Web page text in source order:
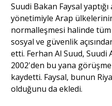
Suudi Bakan Faysal
yönetimiyle Arap
normalleşmesi halinde
sosyal ve güvenlik
etti. Ferhan Al Suud, Suudi
2002'den bu yana
kaydetti. Faysal, bunun
olduğunu da ekledi.